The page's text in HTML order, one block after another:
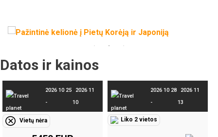
Datos ir kainos
2026 10 25
-
2026 11
10
Vietų nėra
2026 10 28
-
2026 11
13
Liko 2 vietos